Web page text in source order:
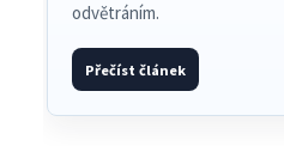
odvětráním.
Přečíst článek